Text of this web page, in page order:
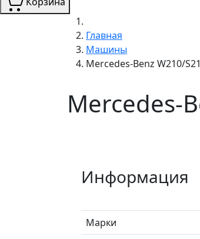
Главная
Машины
Mercedes-Benz W210/
Mercedes-
Информация
Марки